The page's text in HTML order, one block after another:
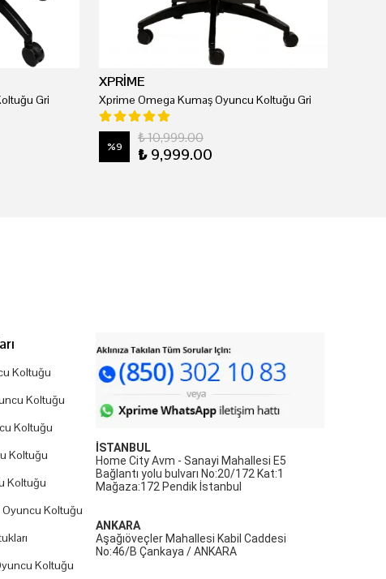
Gri
XPRİME
Xprime Omega Kumaş Oyuncu Koltuğu Gri
%9
₺ 10,999.00
₺ 9,999.00
Koltuğu
Koltuğu
Koltuğu
Koltuğu
Koltuğu
Koltuğu
Koltuğu
İSTANBUL
Home City Avm - Sanayi Mahallesi E5
Bağlantı yolu bulvarı No:20/172 Kat:1
Mağaza:172 Pendik İstanbul
ANKARA
Aşağıöveçler Mahallesi Kabil Caddesi
No:46/B Çankaya / ANKARA